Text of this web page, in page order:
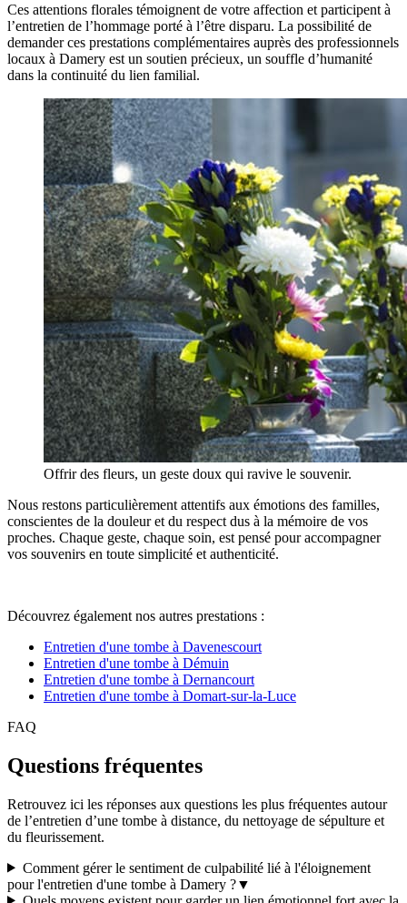
Ces attentions florales témoignent de votre affection et participent à
l’entretien de l’hommage porté à l’être disparu. La possibilité de
demander ces prestations complémentaires auprès des professionnels
locaux à Damery est un soutien précieux, un souffle d’humanité
dans la continuité du lien familial.
Offrir des fleurs, un geste doux qui ravive le souvenir.
Nous restons particulièrement attentifs aux émotions des familles,
conscientes de la douleur et du respect dus à la mémoire de vos
proches. Chaque geste, chaque soin, est pensé pour accompagner
vos souvenirs en toute simplicité et authenticité.
Découvrez également nos autres prestations :
Entretien d'une tombe à Davenescourt
Entretien d'une tombe à Démuin
Entretien d'une tombe à Dernancourt
Entretien d'une tombe à Domart-sur-la-Luce
FAQ
Questions fréquentes
Retrouvez ici les réponses aux questions les plus fréquentes autour
de l’entretien d’une tombe à distance, du nettoyage de sépulture et
du fleurissement.
Comment gérer le sentiment de culpabilité lié à l'éloignement
pour l'entretien d'une tombe à Damery ?▼